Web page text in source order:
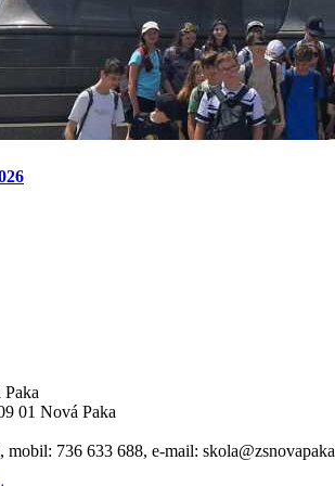
01 Nová Paka
mobil: 736 633 688, e-mail: